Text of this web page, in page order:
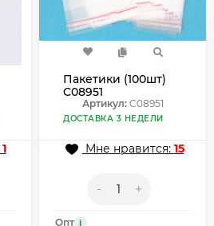
1
Пакетики (100шт)
C08951
Артикул:C08951
ДОСТАВКА 3 НЕДЕЛИ
Мне нравится: 15
- +
Опт i